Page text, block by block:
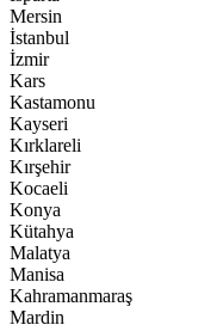
Mersin
İstanbul
İzmir
Kars
Kastamonu
Kayseri
Kırklareli
Kırşehir
Kocaeli
Konya
Kütahya
Malatya
Manisa
Kahramanmaraş
Mardin